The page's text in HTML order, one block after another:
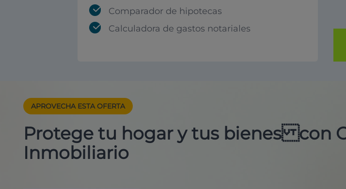
Comparador de hipotecas
Calculadora de gastos notariales
APROVECHA ESTAOFERTA
Protege tu hogar y tus bienes con
Inmobiliario